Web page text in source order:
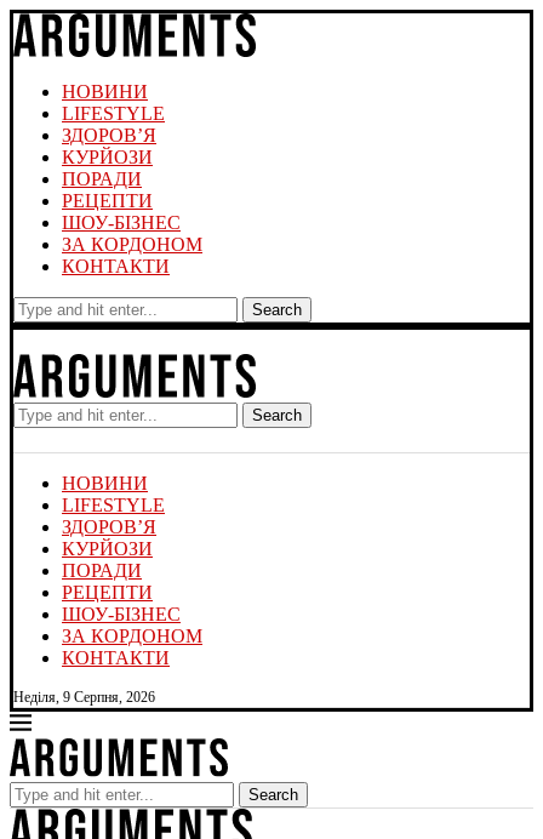
НОВИНИ
LIFESTYLE
ЗДОРОВ’Я
КУРЙОЗИ
ПОРАДИ
РЕЦЕПТИ
ШОУ-БІЗНЕС
ЗА КОРДОНОМ
КОНТАКТИ
Search
Search
НОВИНИ
LIFESTYLE
ЗДОРОВ’Я
КУРЙОЗИ
ПОРАДИ
РЕЦЕПТИ
ШОУ-БІЗНЕС
ЗА КОРДОНОМ
КОНТАКТИ
Неділя, 9 Серпня, 2026
Search